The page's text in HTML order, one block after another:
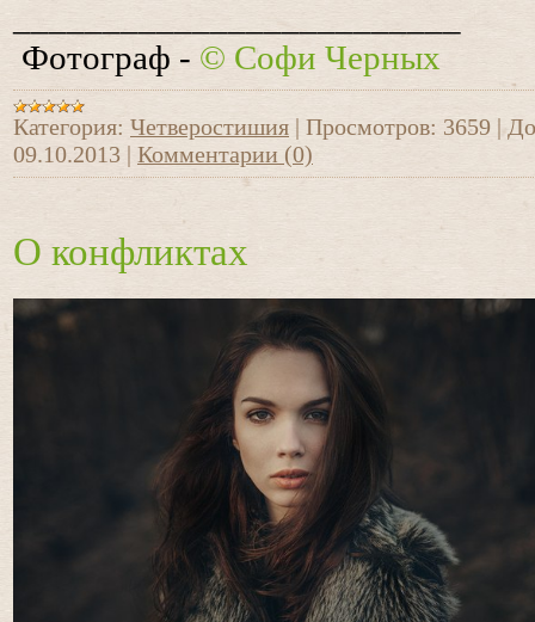
Фотограф - © Софи Черных
Категория: Четверостишия | Просмотров: 3659 |
09.10.2013 | Комментарии (0)
О конфликтах